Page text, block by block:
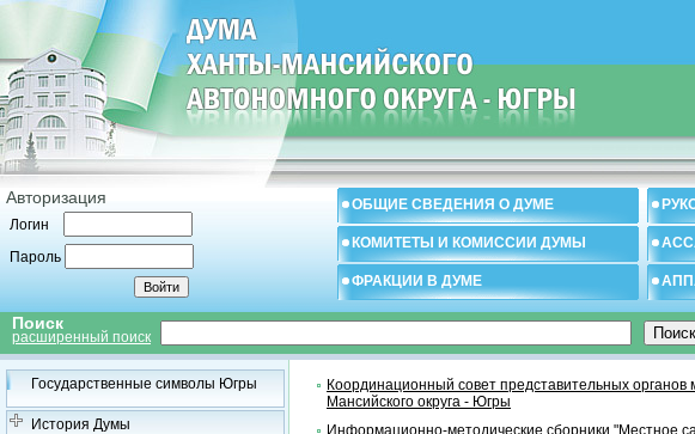
Авторизация
Логин
Пароль
ОБЩИЕ СВЕДЕНИЯ О ДУМЕ
КОМИТЕТЫ И КОМИССИИ ДУМЫ
ФРАКЦИИ В ДУМЕ
Поиск
расширенный поиск
Государственные символы Югры
История Думы
Координационный совет представительных
Мансийского округа - Югры
Информационно-методические сборники "Местное